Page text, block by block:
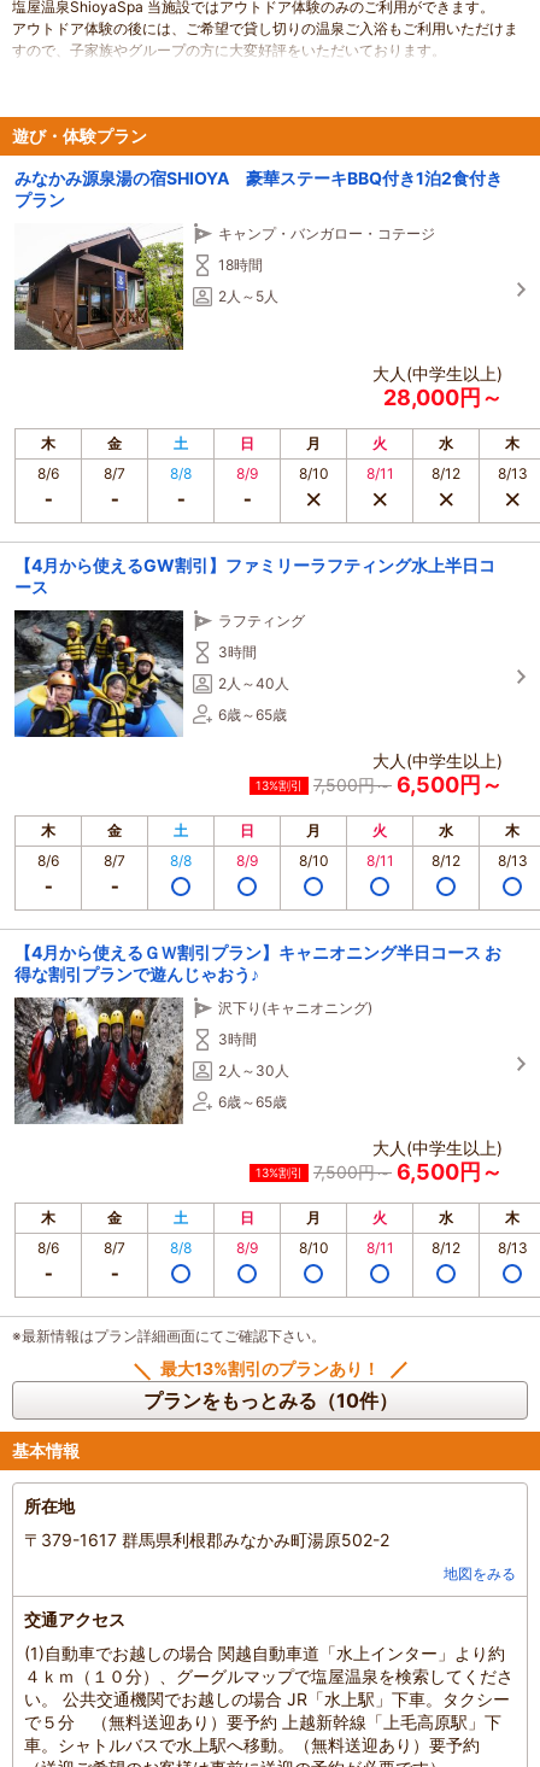
塩屋温泉ShioyaSpa 当施設ではアウトドア体験のみのご利用ができます。
アウトドア体験の後には、ご希望で貸し切りの温泉ご入浴もご利用いただけま
すので、子家族やグループの方に大変好評をいただいております。
アウトドア体験はもちろんのこと、宿泊施設も完備、また、ＢＢＱのプランも
ございますし、温泉ご利用のプランもございますので、どうぞごゆっくりおく
つろぎくださいませ。
遊び・体験プラン
みなかみ源泉湯の宿SHIOYA 豪華ステーキBBQ付き1泊2食付き
プラン
キャンプ・バンガロー・コテージ
18時間
2人～5人
大人(中学生以上)
28,000円～
木 金 土 日 月 火 水
木
8/6
8/7 8/8 8/9 8/10 8/11 8/12 8/13
【4月から使えるGW割引】ファミリーラフティング水上半日コ
ース
ラフティング
3時間
2人～40人
6歳～65歳
大人(中学生以上)
13%割引 7,500円～ 6,500円～
木 金 土 日 月 火 水
木
8/6
8/7 8/8 8/9 8/10 8/11 8/12 8/13
【4月から使えるＧＷ割引プラン】キャニオニング半日コース お
得な割引プランで遊んじゃおう♪
沢下り(キャニオニング)
3時間
2人～30人
6歳～65歳
大人(中学生以上)
13%割引 7,500円～ 6,500円～
木 金 土 日 月 火 水
木
8/6
8/7 8/8 8/9 8/10 8/11 8/12 8/13
※最新情報はプラン詳細画面にてご確認下さい。
最大13%割引のプランあり！
プランをもっとみる（10件）
基本情報
所在地
〒379-1617 群馬県利根郡みなかみ町湯原502-2
地図をみる
交通アクセス
(1)自動車でお越しの場合 関越自動車道「水上インター」より約
４ｋｍ（１０分）、グーグルマップで塩屋温泉を検索してくださ
い。 公共交通機関でお越しの場合 JR「水上駅」下車。タクシー
で５分 （無料送迎あり）要予約 上越新幹線「上毛高原駅」下
車。シャトルバスで水上駅へ移動。（無料送迎あり）要予約